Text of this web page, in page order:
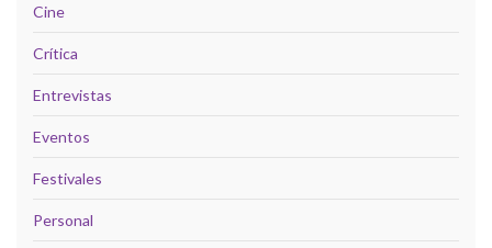
Cine
Crítica
Entrevistas
Eventos
Festivales
Personal